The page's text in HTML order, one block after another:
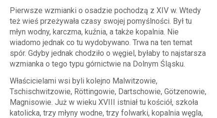
Pierwsze wzmianki o osadzie pochodzą z XIV w. Wtedy
też wieś przeżywała czasy swojej pomyślności. Był tu
młyn wodny, karczma, kuźnia, a także kopalnia. Nie
wiadomo jednak co tu wydobywano. Trwa na ten temat
spór. Gdyby jednak chodziło o węgiel, byłaby to najstarsza
wzmianka o tego typu górnictwie na Dolnym Śląsku.
Właścicielami wsi byli kolejno Malwitzowie,
Tschischwitzowie, Röttingowie, Dartschowie, Götzenowie,
Magnisowie. Już w wieku XVIII istniał tu kościół, szkoła
katolicka, trzy młyny wodne, trzy folwarki, kopalnia węgla,